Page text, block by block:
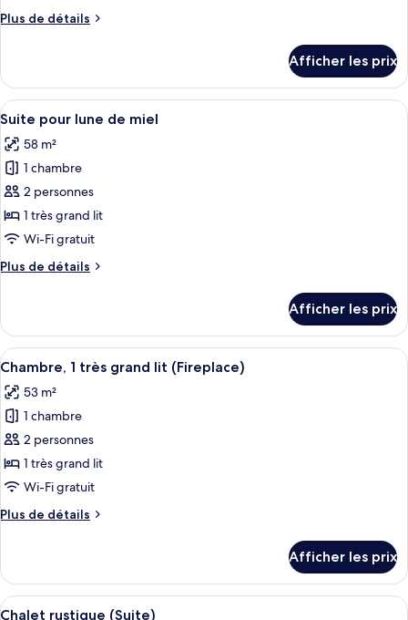
chambre :
double,
2
grands
lits
Plus de détails
Plus
Chambre
Deluxe
double,
grands
lits
Afficher les prix
Afficher
toutes
les
photos
pour
ce
type
chambre :
lune
de
miel
Literie de qualité, couette en duvet,
4
Suite pour lune de miel
58 m²
1 chambre
2 personnes
1 très grand lit
Wi-Fi gratuit
Plus de détails
Plus
Suite
pour
lune
miel
Afficher les prix
Afficher
toutes
les
photos
pour
ce
type
chambre :
très
grand
Une pièce chaleureuse avec une
6
Chambre, 1 très grand lit (Fireplace)
53 m²
1 chambre
2 personnes
1 très grand lit
Wi-Fi gratuit
Plus de détails
Plus
Chambre,
très
Afficher les prix
Afficher
Une pièce chaleureuse, aménagée
6
Chalet rustique (Suite)